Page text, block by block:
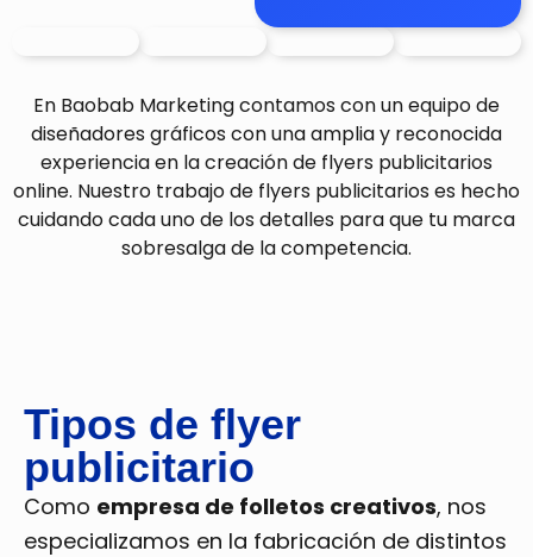
En Baobab Marketing contamos con un equipo de
diseñadores gráficos con una amplia y reconocida
experiencia en la creación de flyers publicitarios
online. Nuestro trabajo de flyers publicitarios es hecho
cuidando cada uno de los detalles para que tu marca
sobresalga de la competencia.
Tipos de flyer
publicitario
Como empresa de folletos creativos, nos
especializamos en la fabricación de distintos